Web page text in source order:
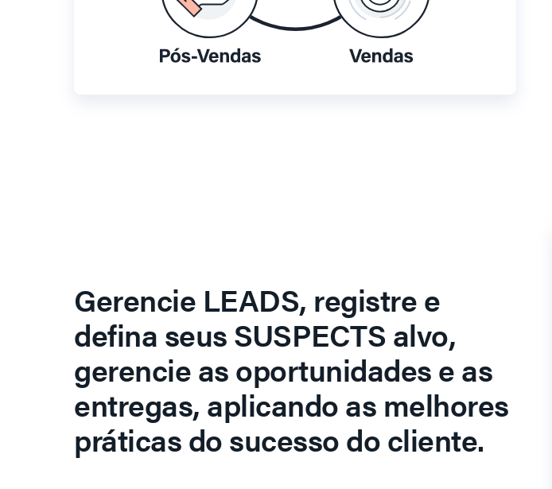
Gerencie LEADS, registre e
defina seus SUSPECTS alvo,
gerencie as oportunidades e as
entregas, aplicando as melhores
práticas do sucesso do cliente.